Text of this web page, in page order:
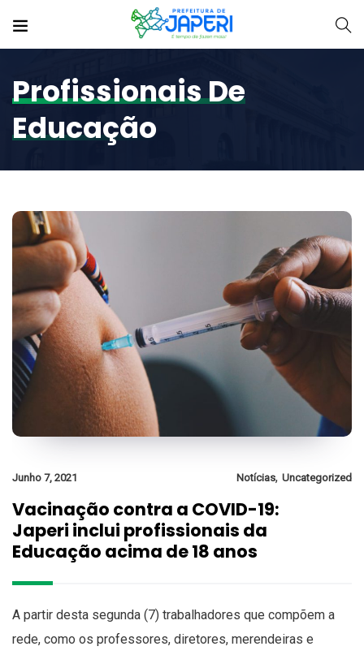
Profissionais De
Educação
Junho 7, 2021 Notícias, Uncategorized
Vacinação contra a COVID-19:
Japeri inclui profissionais da
Educação acima de 18 anos
A partir desta segunda (7) trabalhadores que compõem a
rede, como os professores, diretores, merendeiras e